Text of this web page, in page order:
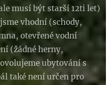
musí být starší 12ti let)
vhodní (schody,
otevřené vodní
(žádné herny,
ubytování s
také není určen pro